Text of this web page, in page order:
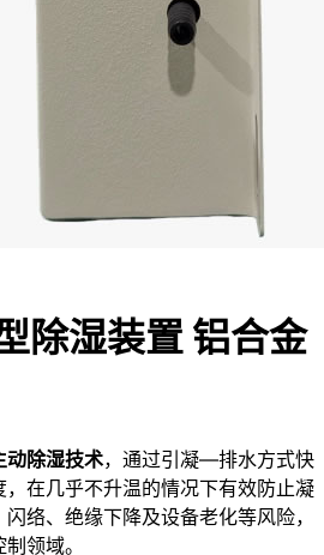
除湿装置 铝合金
动除湿技术，通过引凝—排水方式快
在几乎不升温的情况下有效防止凝
络、绝缘下降及设备老化等风险，
领域。